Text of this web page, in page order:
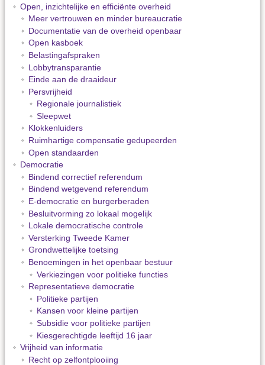
Open, inzichtelijke en efficiënte overheid
Meer vertrouwen en minder bureaucratie
Documentatie van de overheid openbaar
Open kasboek
Belastingafspraken
Lobbytransparantie
Einde aan de draaideur
Persvrijheid
Regionale journalistiek
Sleepwet
Klokkenluiders
Ruimhartige compensatie gedupeerden
Open standaarden
Democratie
Bindend correctief referendum
Bindend wetgevend referendum
E-democratie en burgerberaden
Besluitvorming zo lokaal mogelijk
Lokale democratische controle
Versterking Tweede Kamer
Grondwettelijke toetsing
Benoemingen in het openbaar bestuur
Verkiezingen voor politieke functies
Representatieve democratie
Politieke partijen
Kansen voor kleine partijen
Subsidie voor politieke partijen
Kiesgerechtigde leeftijd 16 jaar
Vrijheid van informatie
Recht op zelfontplooiing